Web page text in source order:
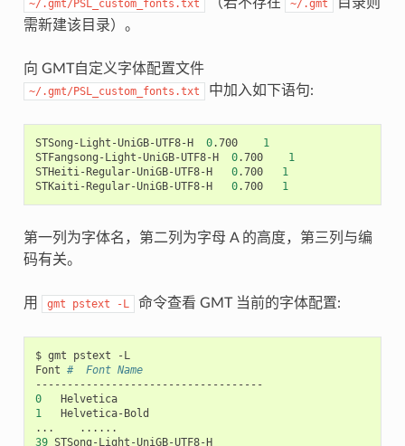
~/.gmt/PSL_custom_fonts.txt ~/.gmt
需新建该目录）。
向 GMT自定义字体配置文件
~/.gmt/PSL_custom_fonts.txt 中加入如下语句:
STSong-Light-UniGB-UTF8-H 0.700 1
STFangsong-Light-UniGB-UTF8-H 0.700 1
STHeiti-Regular-UniGB-UTF8-H 0.700 1
STKaiti-Regular-UniGB-UTF8-H 0.700 1
第一列为字体名，第二列为字母 A 的高度，第三列与编
码有关。
用 gmt pstext -L 命令查看 GMT 当前的字体配置:
$ gmt pstext -L
Font #  Font Name
0
   Helvetica
1
   Helvetica-Bold
39